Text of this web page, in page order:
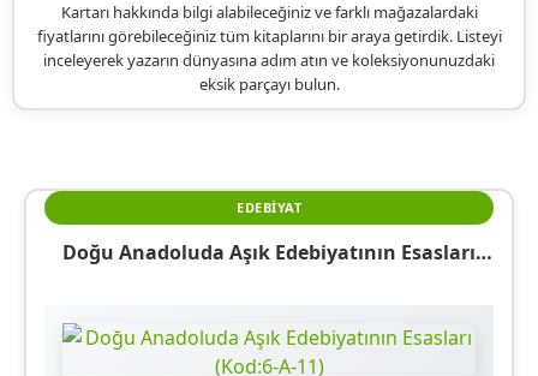
Kartarı hakkında bilgi alabileceğiniz ve farklı mağazalardaki
fiyatlarını görebileceğiniz tüm kitaplarını bir araya getirdik. Listeyi
inceleyerek yazarın dünyasına adım atın ve koleksiyonunuzdaki
eksik parçayı bulun.
EDEBIYAT
Doğu Anadoluda Aşık Edebiyatının Esasları